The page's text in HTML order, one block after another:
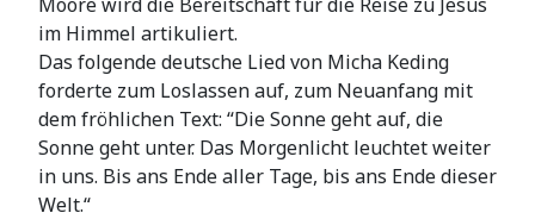
im Himmel artikuliert.
Das folgende deutsche Lied von Micha Keding
forderte zum Loslassen auf, zum Neuanfang mit
dem fröhlichen Text: “Die Sonne geht auf, die
Sonne geht unter. Das Morgenlicht leuchtet weiter
in uns. Bis ans Ende aller Tage, bis ans Ende dieser
Welt.“